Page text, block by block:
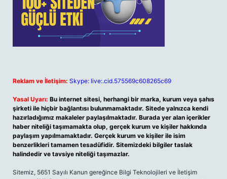
Reklam ve İletişim: Skype: live:.cid.575569c608265c69
Yasal Uyarı: Bu internet sitesi, herhangi bir marka, kurum veya şahıs
şirketi ile hiçbir bağlantısı bulunmamaktadır. Sitede yalnızca kendi
hazırladığımız makaleler paylaşılmaktadır. Burada yer alan içerikler
haber niteliği taşımamakta olup, gerçek kurum ve kişiler hakkında
paylaşım yapılmamaktadır. Gerçek kurum ve kişiler ile isim
benzerlikleri tamamen tesadüfidir. Sitemizdeki bilgiler taslak
halindedir ve tavsiye niteliği taşımazlar.
Sitemiz, 5651 Sayılı Kanun gereğince Bilgi Teknolojileri ve İletişim